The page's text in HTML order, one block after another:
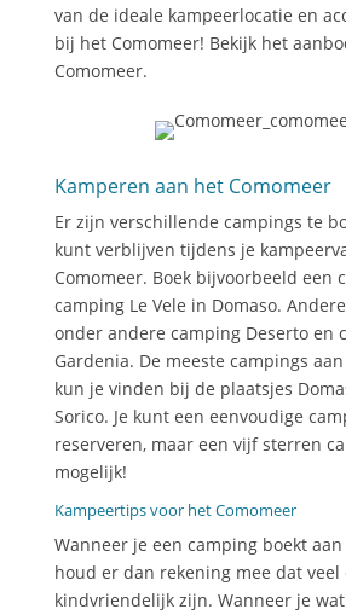
van de ideale kampeerlocatie en
bij het Comomeer! Bekijk het
Comomeer.
Kamperen aan het Comomeer
Er zijn verschillende campings te
kunt verblijven tijdens je
Comomeer. Boek bijvoorbeeld een
camping Le Vele in Domaso.
onder andere camping Deserto en
Gardenia. De meeste campings
kun je vinden bij de plaatsjes
Sorico. Je kunt een eenvoudige
reserveren, maar een vijf sterren
mogelijk!
Kampeertips voor het Comomeer
Wanneer je een camping boekt
houd er dan rekening mee dat veel
kindvriendelijk zijn. Wanneer je